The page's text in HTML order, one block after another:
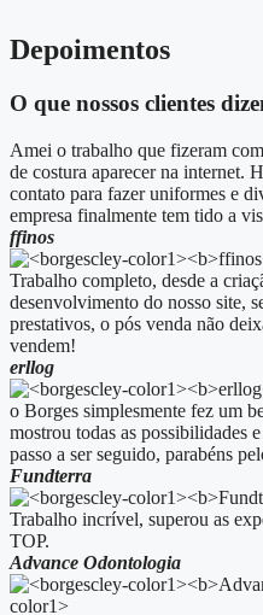
Depoimentos
O que nossos clientes
Amei o trabalho que fizeram
de costura aparecer na internet.
contato para fazer uniformes e
empresa finalmente tem tido a
ffinos
Trabalho completo, desde a
desenvolvimento do nosso site,
prestativos, o pós venda não
vendem!
erllog
o Borges simplesmente fez um
mostrou todas as possibilidades
passo a ser seguido, parabéns
Fundterra
Trabalho incrível, superou as
TOP.
Advance Odontologia